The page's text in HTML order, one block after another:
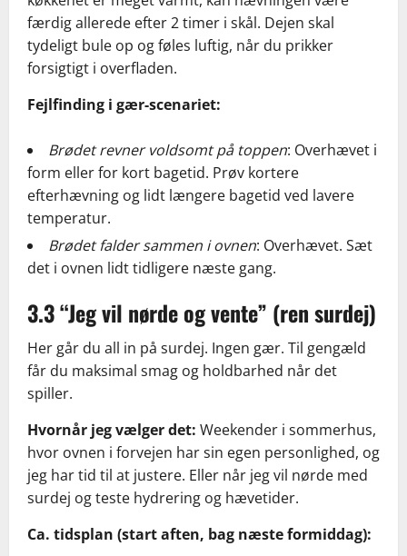
færdig allerede efter 2 timer i skål. Dejen skal
tydeligt bule op og føles luftig, når du prikker
forsigtigt i overfladen.
Fejlfinding i gær-scenariet:
Brødet revner voldsomt på toppen: Overhævet i
form eller for kort bagetid. Prøv kortere
efterhævning og lidt længere bagetid ved lavere
temperatur.
Brødet falder sammen i ovnen: Overhævet. Sæt
det i ovnen lidt tidligere næste gang.
3.3 “Jeg vil nørde og vente” (ren surdej)
Her går du all in på surdej. Ingen gær. Til gengæld
får du maksimal smag og holdbarhed når det
spiller.
Hvornår jeg vælger det: Weekender i sommerhus,
hvor ovnen i forvejen har sin egen personlighed, og
jeg har tid til at justere. Eller når jeg vil nørde med
surdej og teste hydrering og hævetider.
Ca. tidsplan (start aften, bag næste formiddag):